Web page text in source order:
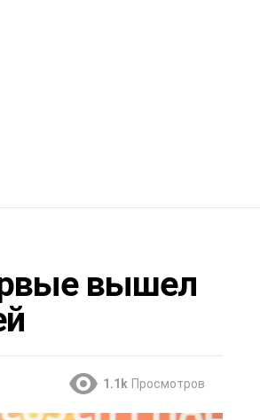
вышел
1.1k Просмотров